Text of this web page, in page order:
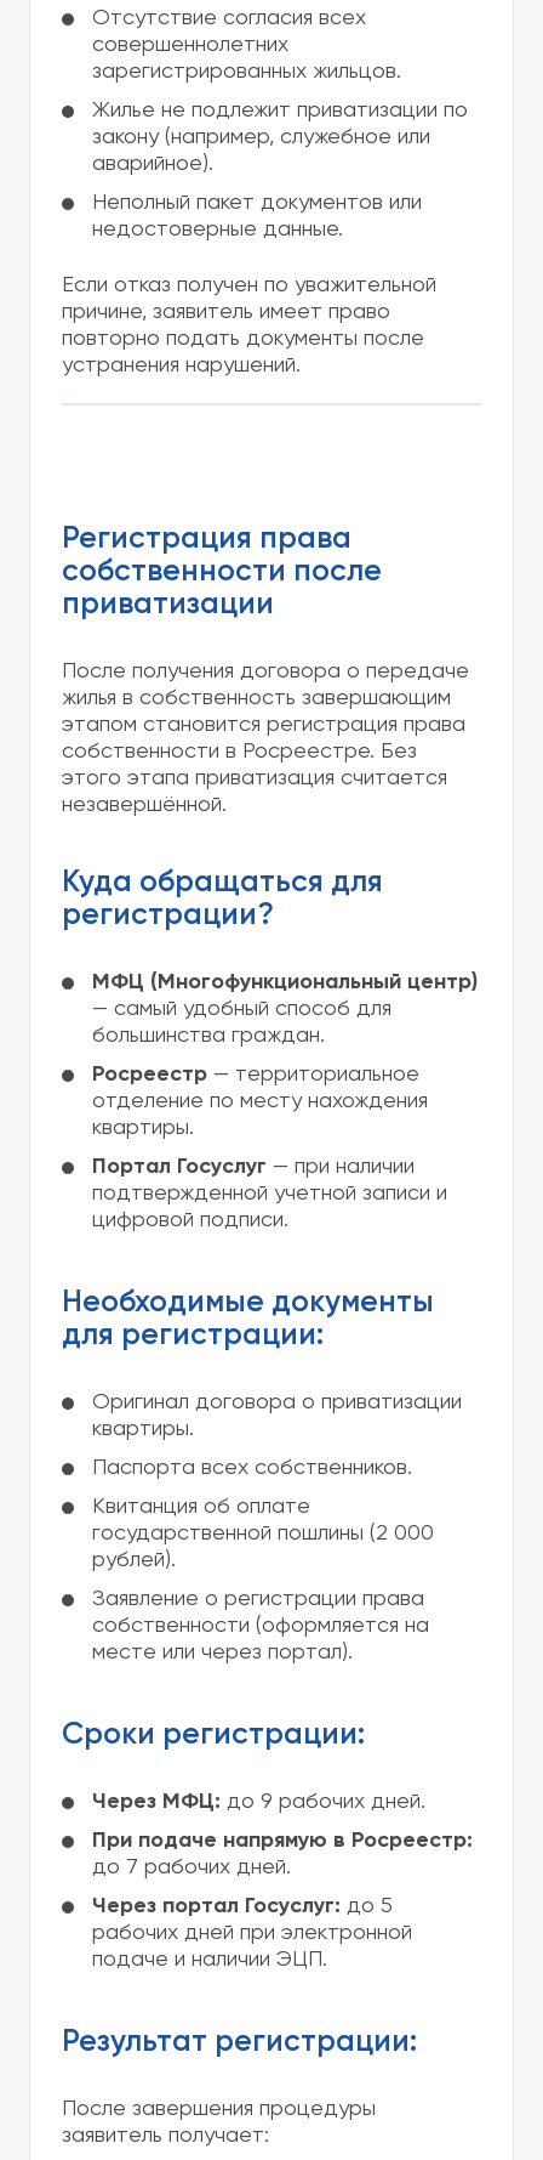
Отсутствие согласия всех
совершеннолетних
зарегистрированных жильцов.
Жилье не подлежит приватизации по
закону (например, служебное или
аварийное).
Неполный пакет документов или
недостоверные данные.
Если отказ получен по уважительной
причине, заявитель имеет право
повторно подать документы после
устранения нарушений.
Регистрация права
собственности после
приватизации
После получения договора о передаче
жилья в собственность завершающим
этапом становится регистрация права
собственности в Росреестре. Без
этого этапа приватизация считается
незавершённой.
Куда обращаться для
регистрации?
МФЦ (Многофункциональный центр)
— самый удобный способ для
большинства граждан.
Росреестр — территориальное
отделение по месту нахождения
квартиры.
Портал Госуслуг — при наличии
подтвержденной учетной записи и
цифровой подписи.
Необходимые документы
для регистрации:
Оригинал договора о приватизации
квартиры.
Паспорта всех собственников.
Квитанция об оплате
государственной пошлины (2 000
рублей).
Заявление о регистрации права
собственности (оформляется на
месте или через портал).
Сроки регистрации:
Через МФЦ: до 9 рабочих дней.
При подаче напрямую в Росреестр:
до 7 рабочих дней.
Через портал Госуслуг: до 5
рабочих дней при электронной
подаче и наличии ЭЦП.
Результат регистрации:
После завершения процедуры
заявитель получает: